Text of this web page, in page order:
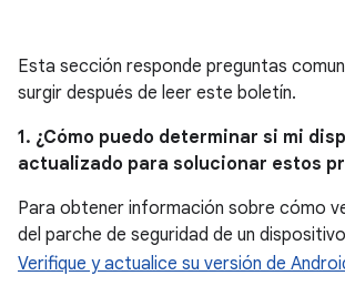
Esta sección responde preguntas
surgir después de leer este boletín.
1. ¿Cómo puedo determinar si mi
actualizado para solucionar estos
Para obtener información sobre cómo
del parche de seguridad de un
Verifique y actualice su versión de